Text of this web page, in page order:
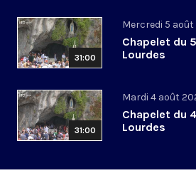
31:00
Mercredi 5 août
Chapelet du
Lourdes
31:00
Mardi 4 août
Chapelet du
Lourdes